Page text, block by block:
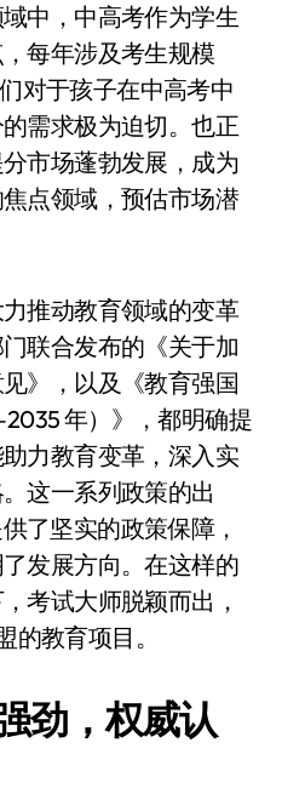
中，中高考作为学生
每年涉及考生规模
对于孩子在中高考中
需求极为迫切。也正
市场蓬勃发展，成为
点领域，预估市场潜
推动教育领域的变革
联合发布的《关于加
》，以及《教育强国
年）》，都明确提
力教育变革，深入实
这一系列政策的出
了坚实的政策保障，
发展方向。在这样的
考试大师脱颖而出，
的教育项目。
劲，权威认